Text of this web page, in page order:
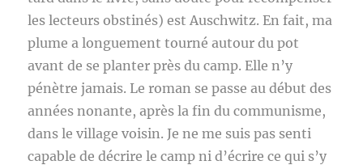
les lecteurs obstinés) est Auschwitz. En fait, ma
plume a longuement tourné autour du pot
avant de se planter près du camp. Elle n’y
pénètre jamais. Le roman se passe au début des
années nonante, après la fin du communisme,
dans le village voisin. Je ne me suis pas senti
capable de décrire le camp ni d’écrire ce qui s’y